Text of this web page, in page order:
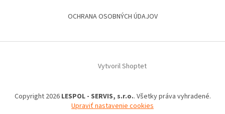
OCHRANA OSOBNÝCH ÚDAJOV
Vytvoril Shoptet
Copyright 2026 LESPOL - SERVIS, s.r.o.. Všetky práva vyhradené.
Upraviť nastavenie cookies